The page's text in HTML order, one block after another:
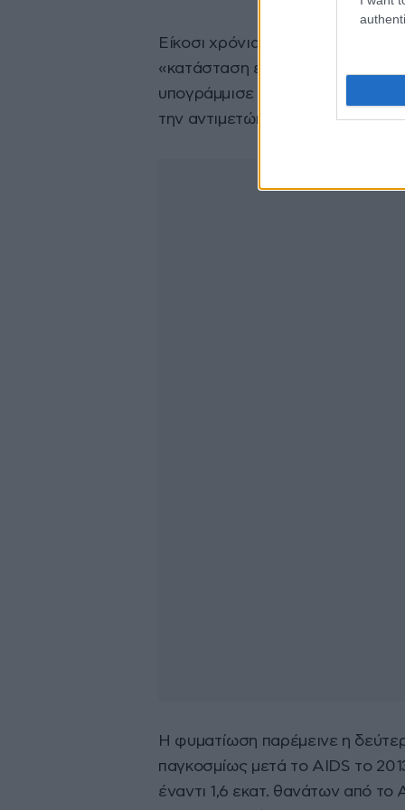
Είκοσι χρόνια και πλέον
«κατάσταση εκτάκτου ανάγκης
υπογράμμισε ότι «έχουν
την αντιμετώπισή της ασθένειας.
Η φυματίωση παρέμεινε η
παγκοσμίως μετά το AIDS το
έναντι 1,6 εκατ. θανάτων από το